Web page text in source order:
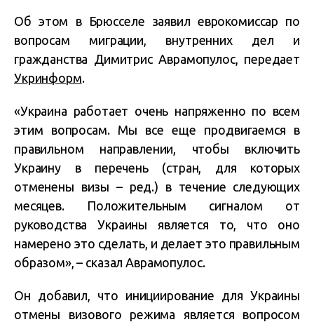
Об этом в Брюсселе заявил еврокомиссар по
вопросам миграции, внутренних дел и
гражданства Димитрис Аврамопулос, передает
Укринформ.
«Украина работает очень напряженно по всем
этим вопросам. Мы все еще продвигаемся в
правильном направлении, чтобы включить
Украину в перечень (стран, для которых
отменены визы – ред.) в течение следующих
месяцев. Положительным сигналом от
руководства Украины является то, что оно
намерено это сделать, и делает это правильным
образом», – сказал Аврамопулос.
Он добавил, что инициирование для Украины
отмены визового режима является вопросом